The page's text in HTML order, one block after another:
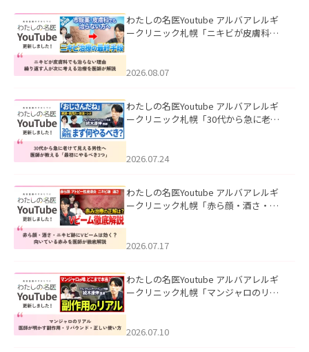
わたしの名医Youtube アルバアレルギ
ークリニック札幌「ニキビが皮膚科で
ました。
2026.08.07
わたしの名医Youtube アルバアレルギ
ークリニック札幌「30代から急に老け
た。
2026.07.24
わたしの名医Youtube アルバアレルギ
ークリニック札幌「赤ら顔・酒さ・ニ
した。
2026.07.17
わたしの名医Youtube アルバアレルギ
ークリニック札幌「マンジャロのリア
た。
2026.07.10